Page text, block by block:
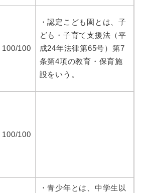
100/100
・認定こども園とは、子
ども・子育て支援法（平
成24年法律第65号）第7
条第4項の教育・保育施
設をいう。
100/100
・青少年とは、中学生以